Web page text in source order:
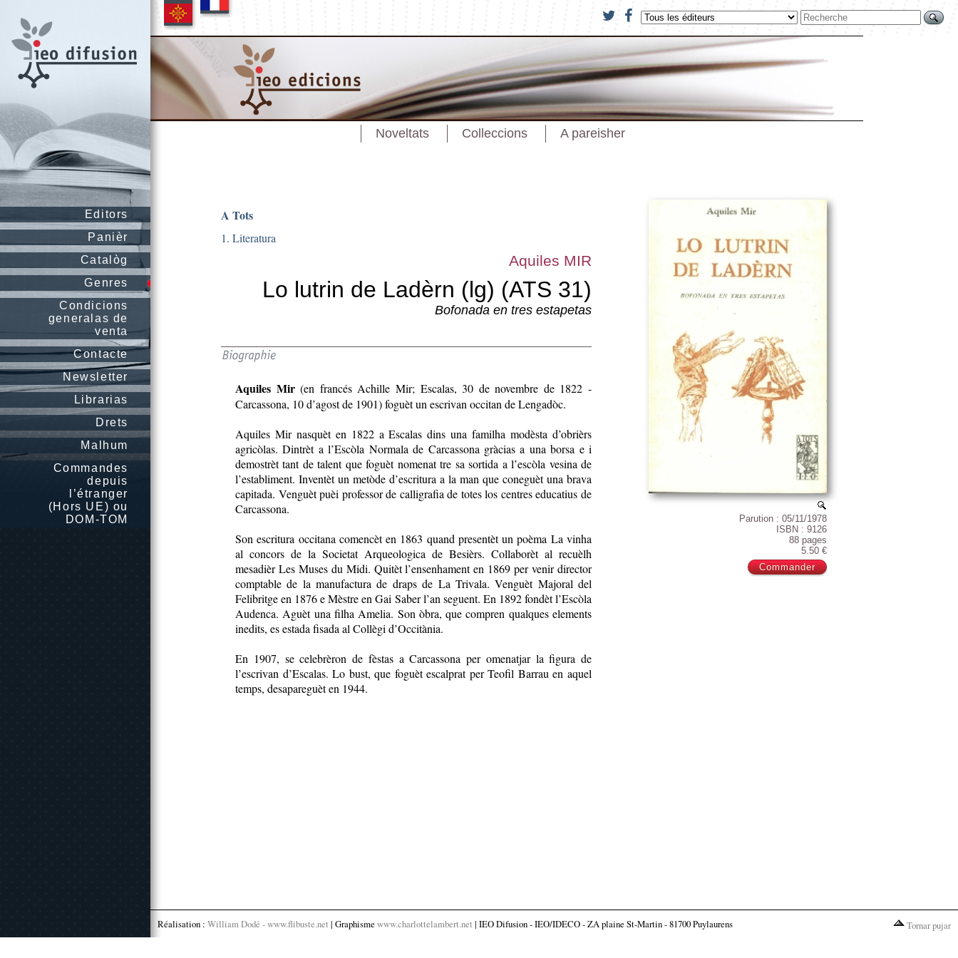
Editors
Panièr
Catalòg
Genres
Condicions
generalas de
venta
Contacte
Newsletter
Librarias
Drets
Malhum
Commandes
depuis
l’étranger
(Hors UE) ou
DOM-TOM
Noveltats Colleccions A pareisher
Parution : 05/11/1978
ISBN : 9126
88 pages
5.50 €
A Tots
1. Literatura
Aquiles MIR
Lo lutrin de Ladèrn (lg) (ATS 31)
Bofonada en tres estapetas
Aquiles Mir(en francés Achille Mir; Escalas, 30 de novembre de 1822 -
Carcassona, 10 d’agost de 1901) foguèt un escrivan occitan de Lengadòc.
Aquiles Mir nasquèt en 1822 a Escalas dins una familha modèsta d’obrièrs
agricòlas. Dintrèt a l’Escòla Normala de Carcassona gràcias a una borsa e i
demostrèt tant de talent que foguèt nomenat tre sa sortida a l’escòla vesina de
l’establiment. Inventèt un metòde d’escritura a la man que coneguèt una brava
capitada. Venguèt puèi professor de calligrafia de totes los centres educatius de
Carcassona.
Son escritura occitana comencèt en 1863 quand presentèt un poèma La vinha
al concors de la Societat Arqueologica de Besièrs. Collaborèt al recuèlh
mesadièr Les Muses du Midi. Quitèt l’ensenhament en 1869 per venir director
comptable de la manufactura de draps de La Trivala. Venguèt Majoral del
Felibritge en 1876 e Mèstre en Gai Saber l’an seguent. En 1892 fondèt l’Escòla
Audenca. Aguèt una filha Amelia. Son òbra, que compren qualques elements
inedits, es estada fisada al Collègi d’Occitània.
En 1907, se celebrèron de fèstas a Carcassona per omenatjar la figura de
l’escrivan d’Escalas. Lo bust, que foguèt escalprat per Teofil Barrau en aquel
temps, desapareguèt en 1944.
Réalisation : William Dodé - www.flibuste.net | Graphisme www.charlottelambert.net | IEO Difusion - IEO/IDECO - ZA plaine St-Martin - 81700 Puylaurens Tornar pujar